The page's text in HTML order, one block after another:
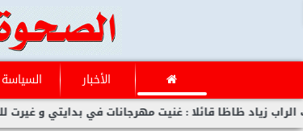
الأخبار السياسة
مهرجانات في بدايتي و غيرت للراب علشان مفلحتش